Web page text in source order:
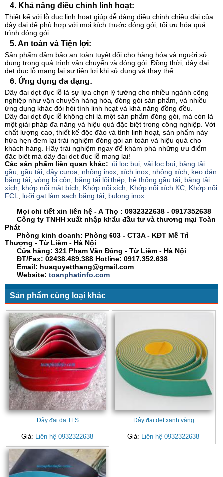
4. Khả năng điều chỉnh linh hoạt:
Thiết kế với lỗ đục linh hoạt giúp dễ dàng điều chỉnh chiều dài của
dây đai để phù hợp với mọi kích thước đóng gói, tối ưu hóa quá
trình đóng gói.
5.An toàn và Tiện lợi:
Sản phẩm đảm bảo an toàn tuyệt đối cho hàng hóa và người sử
dụng trong quá trình vận chuyển và đóng gói. Đồng thời, dây đai
dẹt đục lỗ mang lại sự tiện lợi khi sử dụng và thay thế.
6. Ứng dụng đa dạng:
Dây đai dẹt đục lỗ là sự lựa chọn lý tưởng cho nhiều ngành công
nghiệp như vận chuyển hàng hóa, đóng gói sản phẩm, và nhiều
ứng dụng khác đòi hỏi tính linh hoạt và khả năng đồng đều.
Dây đai dẹt đục lỗ không chỉ là một sản phẩm đóng gói, mà còn là
một giải pháp đa năng và hiệu quả đặc biệt trong công nghiệp. Với
chất lượng cao, thiết kế độc đáo và tính linh hoạt, sản phẩm này
hứa hẹn đem lại trải nghiệm đóng gói an toàn và hiệu quả cho
khách hàng. Hãy trải nghiệm ngay để khám phá những ưu điểm
đặc biệt mà dây đai dẹt đục lỗ mang lại!
Các sản phẩm liên quan khác: túi lọc bụi, vải lọc bụi, băng tải
gầu, gầu tải, dây curoa, nhông inox, xích inox, nhông xích, keo dán
băng tải, vòng bi côn, băng tải lõi thép, hệ thống gầu tải, băng tải
xích, khớp nối mặt bích, Khớp nối xích, Khớp nối xích KC, Khớp nối
FCL, lưỡi gạt làm sạch băng tải, bulong inox.
Mọi chi tiết xin liên hệ - A Thọ : 0932322638 - 0917352638
Công ty TNHH xuất nhập khẩu đầu tư và thương mại Toàn
Phát
Phòng kinh doanh: Phòng 603 - CT3A - KĐT Mễ Trì
Thượng - Từ Liêm - Hà Nội
Cửa hàng: 321 Phạm Văn Đồng - Từ Liêm - Hà Nội
ĐT/Fax: 02438.489.388 Hotline: 0917.352.638
Email: huaquyetthang@gmail.com
Website: toanphatinfo.com
Sản phẩm cùng loại khác
Dây đai da TLS
Giá: Liên hệ 0932322638
Dây đai dẹt xanh vàng
Giá: Liên hệ 0932322638